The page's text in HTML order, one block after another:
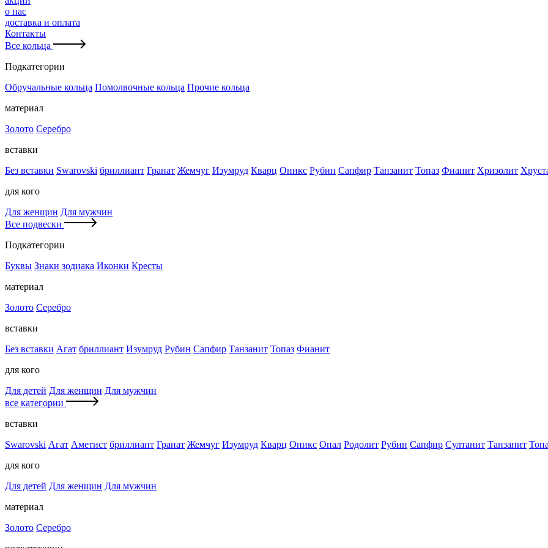
о нас
доставка и оплата
Контакты
Все кольца
Подкатегории
Обручальные кольца Помолвочные кольца Прочие кольца
материал
Золото Серебро
вставки
Без вставки Swarovski бриллиант Гранат Жемчуг Изумруд Кварц Оникс Рубин Сапфир Танзанит Топаз Фианит Хризолит
для кого
Для женщин Для мужчин
Все подвески
Подкатегории
Буквы Знаки зодиака Иконки Кресты
материал
Золото Серебро
вставки
Без вставки Агат бриллиант Изумруд Рубин Сапфир Танзанит Топаз Фианит
для кого
Для детей Для женщин Для мужчин
все категории
вставки
Swarovski Агат Аметист бриллиант Гранат Жемчуг Изумруд Кварц Оникс Опал Родолит Рубин Сапфир Султанит Танзанит
для кого
Для детей Для женщин Для мужчин
материал
Золото Серебро